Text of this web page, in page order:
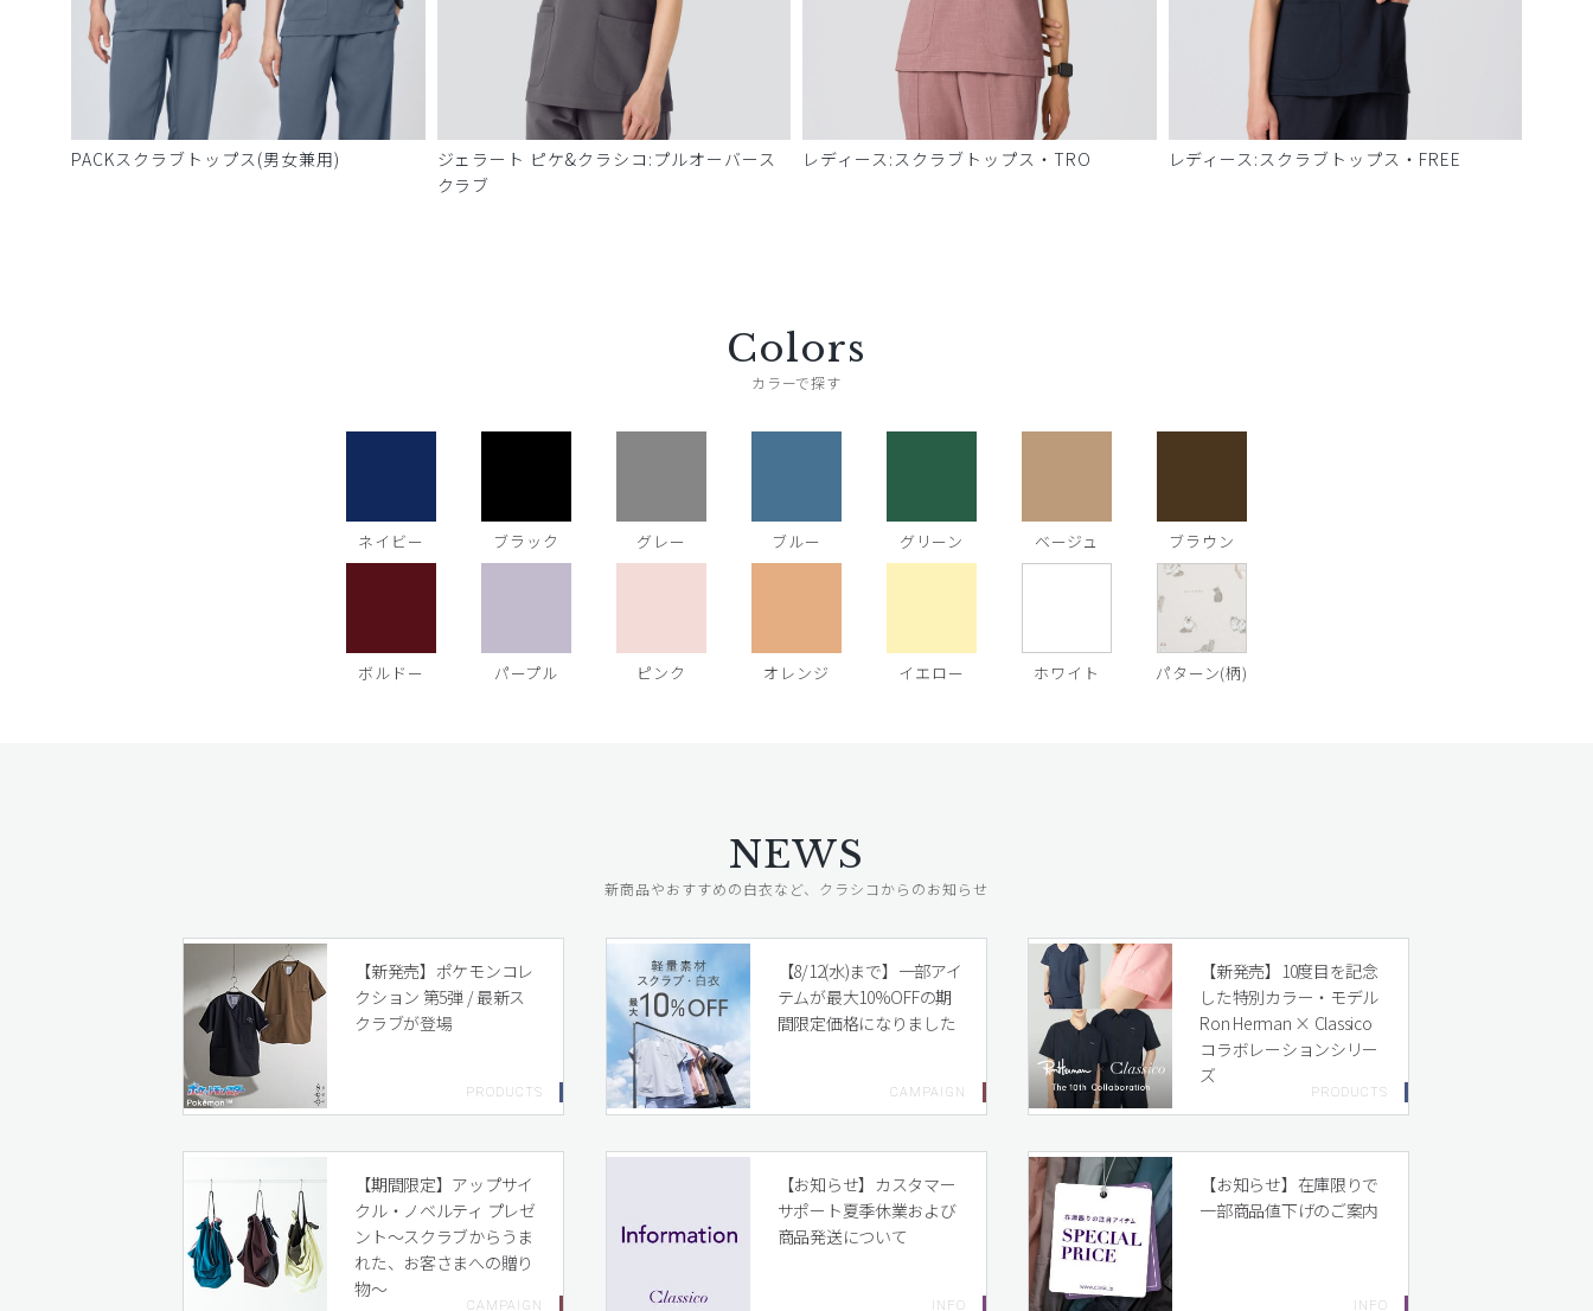
PACKスクラブトップス(男女兼用)
ジェラート ピケ&クラシコ:プルオーバース
クラブ
レディース:スクラブトップス・TRO レディース:スクラブトップス・FREE
Colors
カラーで探す
ネイビー ブラック グレー ブルー グリーン ベージュ ブラウン
ボルドー パープル ピンク オレンジ イエロー ホワイト パターン(柄)
NEWS
新商品やおすすめの白衣など、クラシコからのお知らせ
【新発売】ポケモンコレ
クション 第5弾 / 最新ス
クラブが登場
【8/12(水)まで】一部アイ
テムが最大10%OFFの期
間限定価格になりました
【新発売】10度目を記念
した特別カラー・モデル
Ron Herman × Classico
コラボレーションシリー
ズ
【期間限定】アップサイ
クル・ノベルティ プレゼ
ント〜スクラブからうま
れた、お客さまへの贈り
物〜
【お知らせ】カスタマー
サポート夏季休業および
商品発送について
【お知らせ】在庫限りで
一部商品値下げのご案内